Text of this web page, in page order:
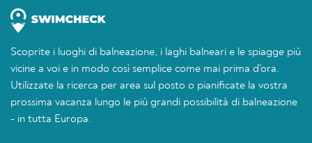
Scoprite i luoghi di balneazione, i laghi balneari e le spiagge più
vicine a voi e in modo così semplice come mai prima d'ora.
Utilizzate la ricerca per area sul posto o pianificate la vostra
prossima vacanza lungo le più grandi possibilità di balneazione
- in tutta Europa.